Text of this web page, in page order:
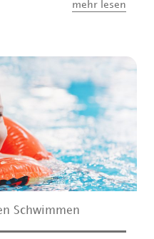
mehr lesen
Schwimmen